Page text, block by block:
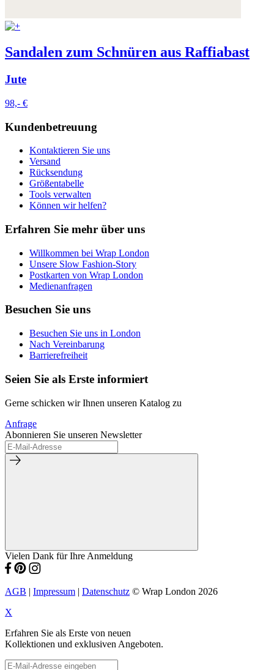
Sandalen zum Schnüren aus Raffiabast
Jute
98,- €
Kundenbetreuung
Kontaktieren Sie uns
Versand
Rücksendung
Größentabelle
Tools verwalten
Können wir helfen?
Erfahren Sie mehr über uns
Willkommen bei Wrap London
Unsere Slow Fashion-Story
Postkarten von Wrap London
Medienanfragen
Besuchen Sie uns
Besuchen Sie uns in London
Nach Vereinbarung
Barrierefreiheit
Seien Sie als Erste informiert
Gerne schicken wir Ihnen unseren Katalog zu
Anfrage
Abonnieren Sie unseren Newsletter
Vielen Dank für Ihre Anmeldung
AGB | Impressum | Datenschutz © Wrap London 2026
X
Erfahren Sie als Erste von neuen
Kollektionen und exklusiven Angeboten.